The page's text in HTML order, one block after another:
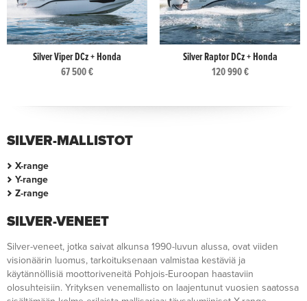
Silver Viper DCz + Honda
67 500 €
Silver Raptor DCz + Honda
120 990 €
SILVER-MALLISTOT
X-range
Y-range
Z-range
SILVER-VENEET
Silver-veneet, jotka saivat alkunsa 1990-luvun alussa, ovat viiden
visionäärin luomus, tarkoituksenaan valmistaa kestäviä ja
käytännöllisiä moottoriveneitä Pohjois-Euroopan haastaviin
olosuhteisiin. Yrityksen venemallisto on laajentunut vuosien saatossa